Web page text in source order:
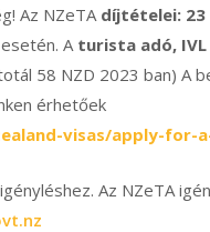
Az NZeTA díjtételei: 23
A turista adó, IVL
58 NZD 2023 ban) A
érhetőek
visas/apply-for-
Az NZeTA